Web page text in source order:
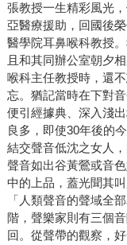
張教授一生精彩風光
亞醫療援助，回國後
醫學院耳鼻喉科教授
且和其同辦公室朝夕
喉科主任教授時，還
忘。猶記當時在下對
便引經據典、深入淺
良多，即使30年後的
結交聲音低沈之女人
聲音如出谷黃鶯或音
中的上品，蓋光聞其
「人類聲音的聲域全
階，聲樂家則有三個
回。從聲帶的觀察，